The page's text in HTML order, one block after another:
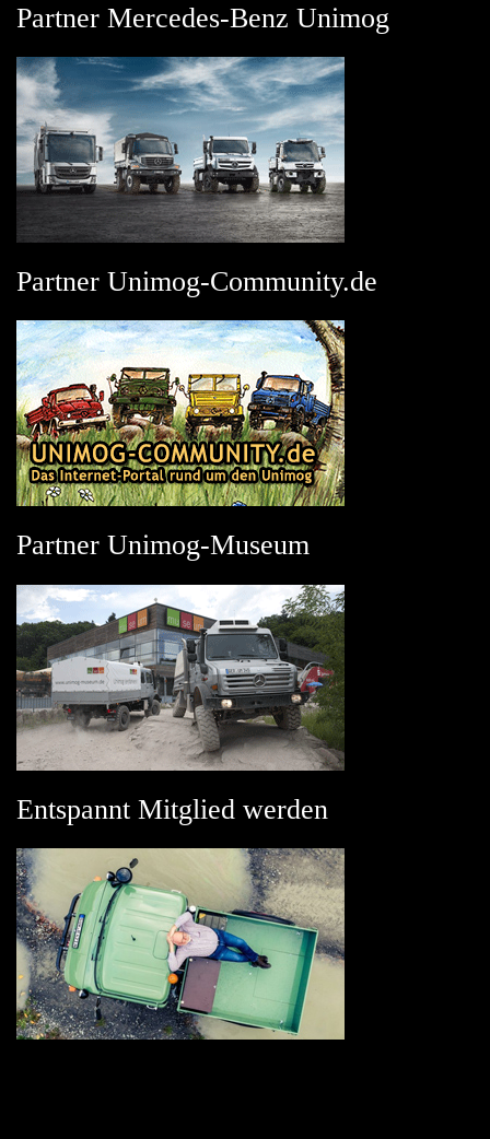
Partner Mercedes-Benz Unimog
Partner Unimog-Community.de
Partner Unimog-Museum
Entspannt Mitglied werden